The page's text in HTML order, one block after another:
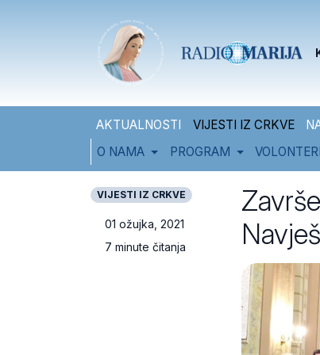
AKTUALNOSTI VIJESTI IZ CRKVE
O NAMA
PROGRAM VOLONTERI
VIJESTI IZ CRKVE
01 ožujka, 2021
7 minute čitanja